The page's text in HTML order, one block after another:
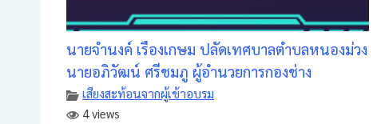
นายจำนงค์ เรืองเกษม ปลัดเทศบาลตำบลหนองม่วง
นายอภิวัฒน์ ศรีชมภู ผู้อำนวยการกองช่าง
เสียงสะท้อนจากผู้เข้าอบรม
4 views